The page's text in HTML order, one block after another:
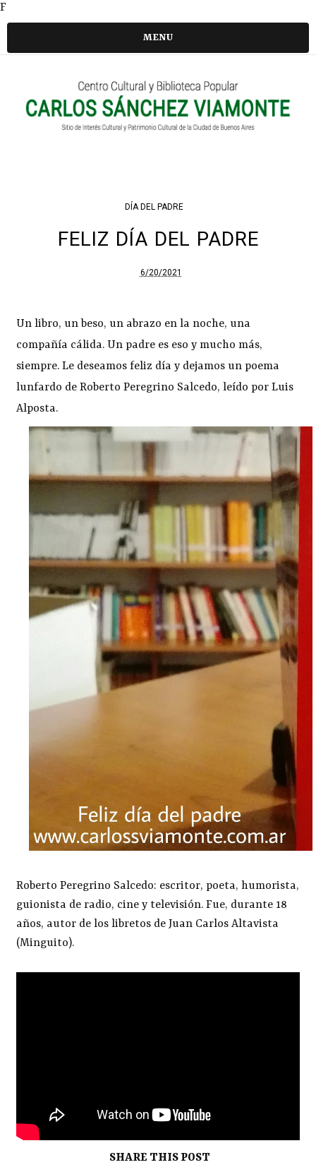
F
MENU
DÍA DEL PADRE
FELIZ DÍA DEL PADRE
6/20/2021
Un libro, un beso, un abrazo en la noche, una
compañía cálida. Un padre es eso y mucho más,
siempre. Le deseamos feliz día y dejamos un poema
lunfardo de Roberto Peregrino Salcedo, leído por Luis
Alposta.
Roberto Peregrino Salcedo: escritor, poeta, humorista,
guionista de radio, cine y televisión. Fue, durante 18
años, autor de los libretos de Juan Carlos Altavista
(Minguito).
SHARE THIS POST